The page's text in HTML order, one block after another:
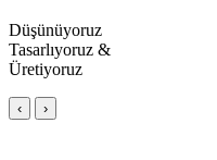
Düşünüyoruz
Tasarlıyoruz &
Üretiyoruz
‹ ›